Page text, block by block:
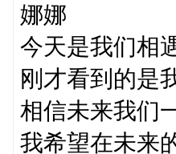
娜娜
今天是我们相
刚才看到的是
相信未来我们
我希望在未来